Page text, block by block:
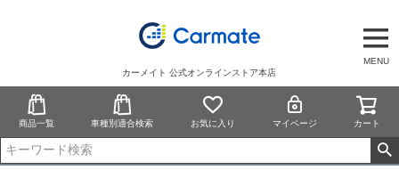
MENU
カーメイト 公式オンラインストア本店
商品一覧 車種別適合検索 お気に入り マイページ カート